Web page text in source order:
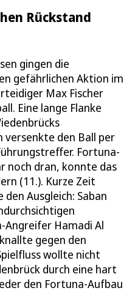
Rückstand
gingen die
gefährlichen Aktion im
Max Fischer
Eine lange Flanke
den Ball per
Fortuna-
noch dran, konnte das
(11.). Kurze Zeit
Ausgleich: Saban
Hamadi Al
gegen den
wollte nicht
durch eine hart
den Fortuna-Aufbau